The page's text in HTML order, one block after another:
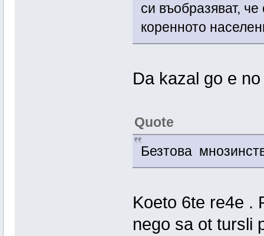
си въобразяват,
коренното
Da kazal go e
Quote
Безтова
Koeto 6te re4e .
nego sa ot tursli